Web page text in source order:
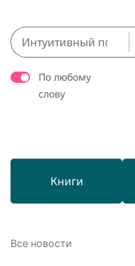
По любому
слову
Книги
Все новости